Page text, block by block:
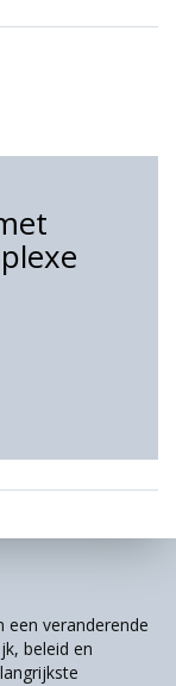
veranderende
beleid en